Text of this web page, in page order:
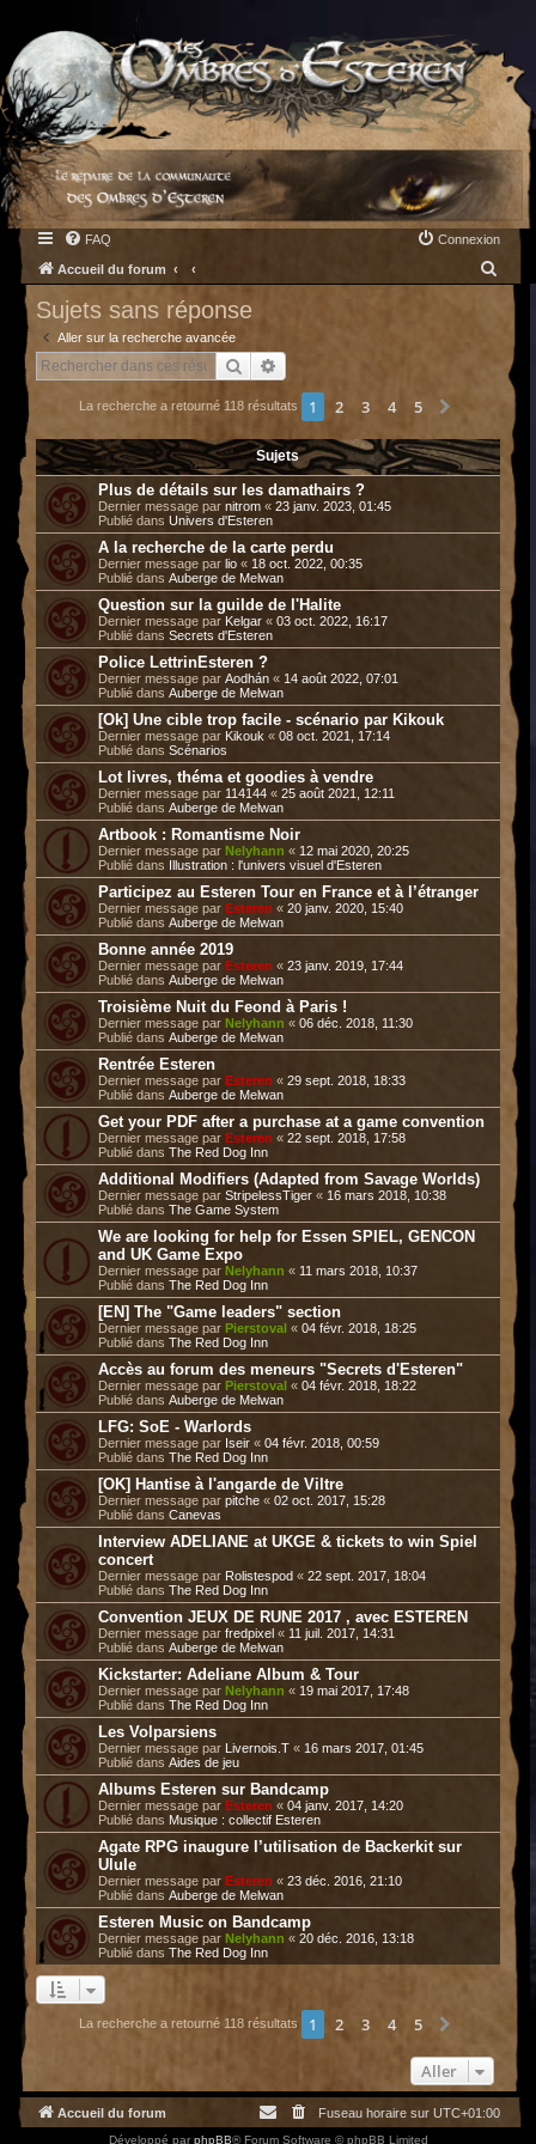
FAQ Connexion
Accueil du forum
c
h
Sujets sans réponse
Aller sur la recherche avancée
Rechercher
La recherche a retourné 118 résultats 1 2 3 4 5
Sujets
Plus de détails sur les damathairs ?
Dernier message par nitrom « 23 janv. 2023, 01:45
Publié dans Univers d'Esteren
A la recherche de la carte perdu
Dernier message par lio « 18 oct. 2022, 00:35
Publié dans Auberge de Melwan
Question sur la guilde de l'Halite
Dernier message par Kelgar « 03 oct. 2022, 16:17
Publié dans Secrets d'Esteren
Police LettrinEsteren ?
Dernier message par Aodhán « 14 août 2022, 07:01
Publié dans Auberge de Melwan
[Ok] Une cible trop facile - scénario par Kikouk
Dernier message par Kikouk « 08 oct. 2021, 17:14
Publié dans Scénarios
Lot livres, théma et goodies à vendre
Dernier message par 114144 « 25 août 2021, 12:11
Publié dans Auberge de Melwan
Artbook : Romantisme Noir
Dernier message par Nelyhann « 12 mai 2020, 20:25
Publié dans
Illustration : l'univers visuel d'Esteren
Participez au Esteren Tour en France et à l’étranger
Dernier message par Esteren « 20 janv. 2020, 15:40
Publié dans Auberge de Melwan
Bonne année 2019
Dernier message par Esteren « 23 janv. 2019, 17:44
Publié dans Auberge de Melwan
Troisième Nuit du Feond à Paris !
Dernier message par Nelyhann « 06 déc. 2018, 11:30
Publié dans Auberge de Melwan
Rentrée Esteren
Dernier message par Esteren « 29 sept. 2018, 18:33
Publié dans Auberge de Melwan
Get your PDF after a purchase at a game convention
Dernier message par Esteren « 22 sept. 2018, 17:58
Publié dans The Red Dog Inn
Additional Modifiers (Adapted from Savage Worlds)
Dernier message par StripelessTiger « 16 mars 2018, 10:38
Publié dans The Game System
We are looking for help for Essen SPIEL, GENCON
and UK Game Expo
Dernier message par Nelyhann « 11 mars 2018, 10:37
Publié dans The Red Dog Inn
[EN] The "Game leaders" section
Dernier message par Pierstoval « 04 févr. 2018, 18:25
Publié dans The Red Dog Inn
Accès au forum des meneurs "Secrets d'Esteren"
Dernier message par Pierstoval « 04 févr. 2018, 18:22
Publié dans Auberge de Melwan
LFG: SoE - Warlords
Dernier message par Iseir « 04 févr. 2018, 00:59
Publié dans The Red Dog Inn
[OK] Hantise à l'angarde de Viltre
Dernier message par pitche « 02 oct. 2017, 15:28
Publié dans Canevas
Interview ADELIANE at UKGE & tickets to win Spiel
concert
Dernier message par Rolistespod « 22 sept. 2017, 18:04
Publié dans The Red Dog Inn
Convention JEUX DE RUNE 2017 , avec ESTEREN
Dernier message par fredpixel « 11 juil. 2017, 14:31
Publié dans Auberge de Melwan
Kickstarter: Adeliane Album & Tour
Dernier message par Nelyhann « 19 mai 2017, 17:48
Publié dans The Red Dog Inn
Les Volparsiens
Dernier message par Livernois.T « 16 mars 2017, 01:45
Publié dans Aides de jeu
Albums Esteren sur Bandcamp
Dernier message par Esteren « 04 janv. 2017, 14:20
Publié dans Musique : collectif Esteren
Agate RPG inaugure l’utilisation de Backerkit sur
Ulule
Dernier message par Esteren « 23 déc. 2016, 21:10
Publié dans Auberge de Melwan
Esteren Music on Bandcamp
Dernier message par Nelyhann « 20 déc. 2016, 13:18
Publié dans The Red Dog Inn
La recherche a retourné 118 résultats 1 2 3 4 5
Aller
Accueil du forum Fuseau horaire sur UTC+01:00
Développé par phpBB® Forum Software © phpBB Limited